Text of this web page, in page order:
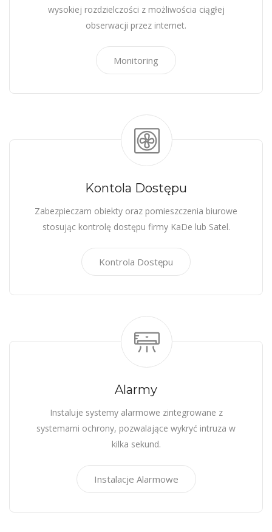
wysokiej rozdzielczości z możliwościa ciągłej
obserwacji przez internet.
Monitoring
Kontola Dostępu
Zabezpieczam obiekty oraz pomieszczenia biurowe
stosując kontrolę dostępu firmy KaDe lub Satel.
Kontrola Dostępu
Alarmy
Instaluje systemy alarmowe zintegrowane z
systemami ochrony, pozwalające wykryć intruza w
kilka sekund.
Instalacje Alarmowe